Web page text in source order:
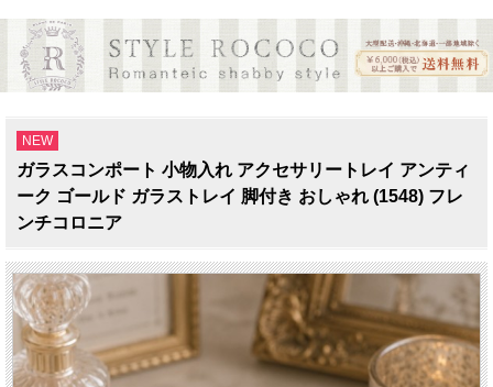
NEW
ガラスコンポート 小物入れ アクセサリートレイ アンティ
ーク ゴールド ガラストレイ 脚付き おしゃれ (1548) フレ
ンチコロニア